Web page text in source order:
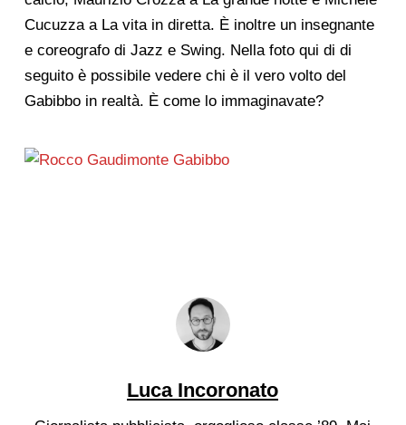
Cucuzza a La vita in diretta. È inoltre un insegnante
e coreografo di Jazz e Swing. Nella foto qui di di
seguito è possibile vedere chi è il vero volto del
Gabibbo in realtà. È come lo immaginavate?
Luca Incoronato